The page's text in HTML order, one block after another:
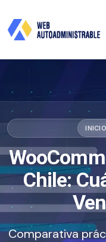
INICIO
Chile:
Comparativa